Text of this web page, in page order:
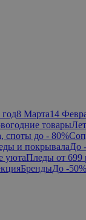
8 Марта14
товары
споты до - 80%
и покрывалаДо
уютаПледы от 699
БрендыДо -